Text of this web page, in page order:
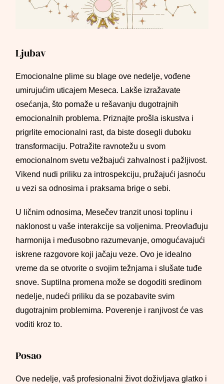
Ljubav
Emocionalne plime su blage ove nedelje, vođene
umirujućim uticajem Meseca. Lakše izražavate
osećanja, što pomaže u rešavanju dugotrajnih
emocionalnih problema. Priznajte prošla iskustva i
prigrlite emocionalni rast, da biste dosegli duboku
transformaciju. Potražite ravnotežu u svom
emocionalnom svetu vežbajući zahvalnost i pažljivost.
Vikend nudi priliku za introspekciju, pružajući jasnoću
u vezi sa odnosima i praksama brige o sebi.
U ličnim odnosima, Mesečev tranzit unosi toplinu i
naklonost u vaše interakcije sa voljenima. Preovlađuju
harmonija i međusobno razumevanje, omogućavajući
iskrene razgovore koji jačaju veze. Ovo je idealno
vreme da se otvorite o svojim težnjama i slušate tuđe
snove. Suptilna promena može se dogoditi sredinom
nedelje, nudeći priliku da se pozabavite svim
dugotrajnim problemima. Poverenje i ranjivost će vas
voditi kroz to.
Posao
Ove nedelje, vaš profesionalni život doživljava glatko i